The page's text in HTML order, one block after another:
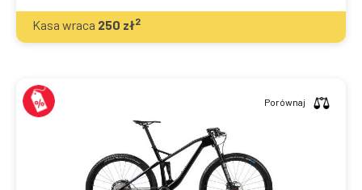
Kasa wraca 250 zł2
Porównaj